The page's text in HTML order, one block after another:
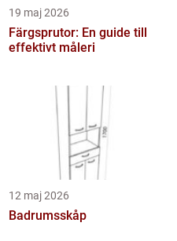
19 maj 2026
Färgsprutor: En guide till
effektivt måleri
12 maj 2026
Badrumsskåp